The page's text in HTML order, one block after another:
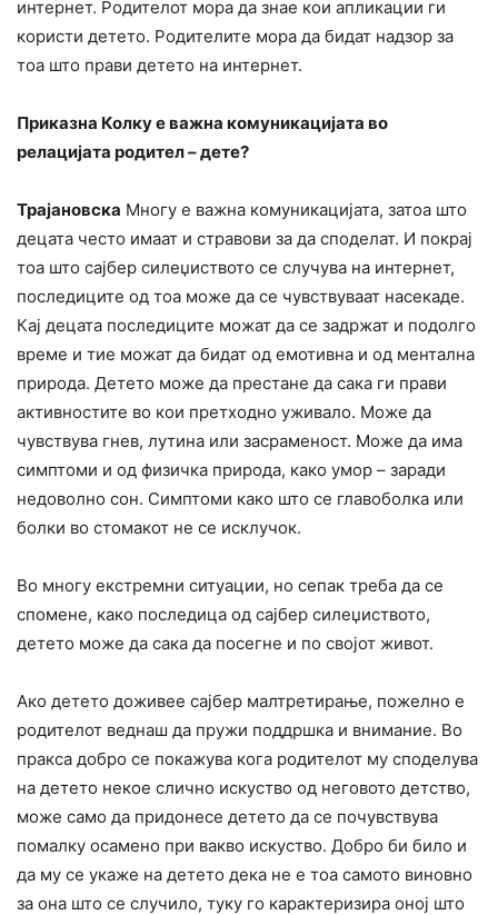
интернет. Родителот мора да знае кои апликации ги
користи детето. Родителите мора да бидат надзор за
тоа што прави детето на интернет.
Приказна Колку е важна комуникацијата во
релацијата родител – дете?
Трајановска Многу е важна комуникацијата, затоа што
децата често имаат и стравови за да споделат. И покрај
тоа што сајбер силеџиството се случува на интернет,
последиците од тоа може да се чувствуваат насекаде.
Кај децата последиците можат да се задржат и подолго
време и тие можат да бидат од емотивна и од ментална
природа. Детето може да престане да сака ги прави
активностите во кои претходно уживало. Може да
чувствува гнев, лутина или засраменост. Може да има
симптоми и од физичка природа, како умор – заради
недоволно сон. Симптоми како што се главоболка или
болки во стомакот не се исклучок.
Во многу екстремни ситуации, но сепак треба да се
спомене, како последица од сајбер силеџиството,
детето може да сака да посегне и по својот живот.
Ако детето доживее сајбер малтретирање, пожелно е
родителот веднаш да пружи поддршка и внимание. Во
пракса добро се покажува кога родителот му споделува
на детето некое слично искуство од неговото детство,
може само да придонесе детето да се почувствува
помалку осамено при вакво искуство. Добро би било и
да му се укаже на детето дека не е тоа самото виновно
за она што се случило, туку го карактеризира оној што